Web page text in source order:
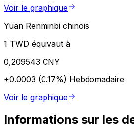
Voir le graphique
Yuan Renminbi chinois
1 TWD équivaut à
0,209543 CNY
+0.0003 (0.17%) Hebdomadaire
Voir le graphique
Informations sur les